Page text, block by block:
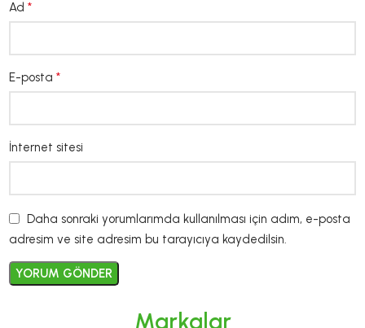
Ad*
E-posta*
İnternet sitesi
Daha sonraki yorumlarımda kullanılması için adım, e-posta
adresim ve site adresim bu tarayıcıya kaydedilsin.
Markalar